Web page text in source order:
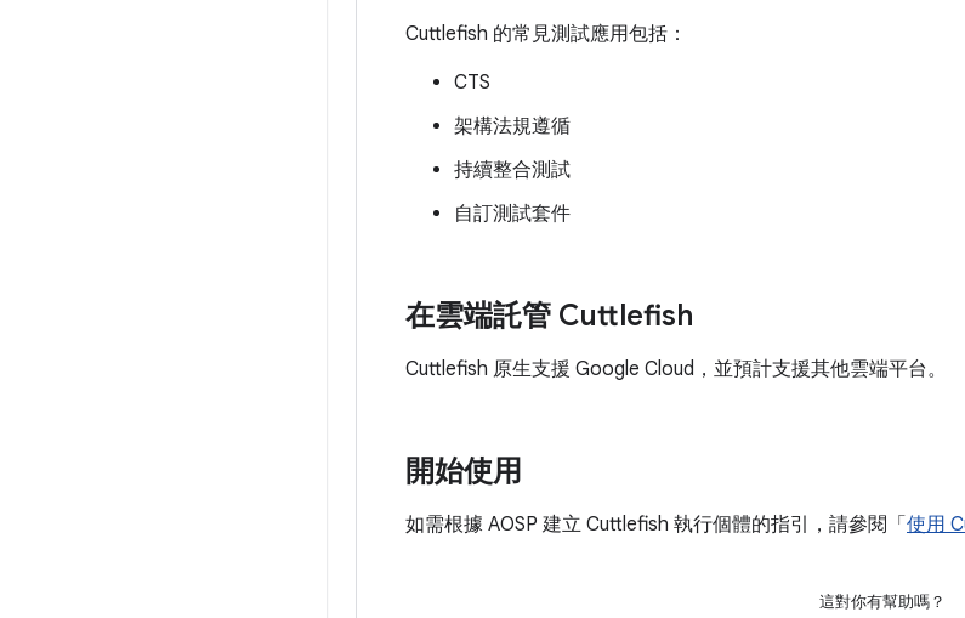
Cuttlefish 的常見測試應用包括：
CTS
架構法規遵循
持續整合測試
自訂測試套件
在雲端託管 Cuttlefish
Cuttlefish 原生支援 Google Cloud，並預計支援其他雲端平台。
開始使用
如需根據 AOSP 建立 Cuttlefish 執行個體的指引，請參閱「 使用
這對你有幫助嗎？